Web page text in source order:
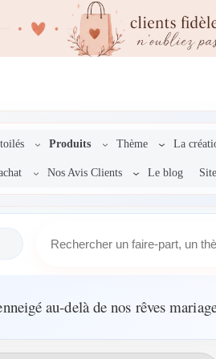
Produits Thème La
Nos Avis Clients Le blog
r
h
au-delà de nos rêves